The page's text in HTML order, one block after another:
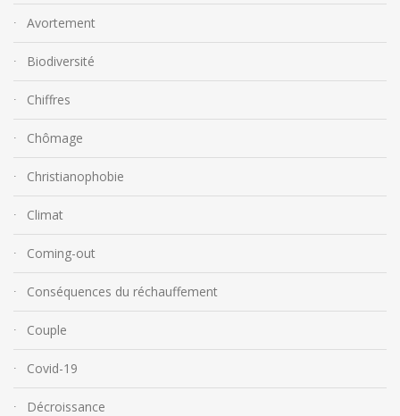
Avortement
Biodiversité
Chiffres
Chômage
Christianophobie
Climat
Coming-out
Conséquences du réchauffement
Couple
Covid-19
Décroissance